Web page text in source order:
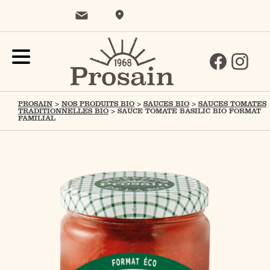
PROSAIN > NOS PRODUITS BIO > SAUCES BIO > SAUCES TOMATES
TRADITIONNELLES BIO > SAUCE TOMATE BASILIC BIO FORMAT
FAMILIAL